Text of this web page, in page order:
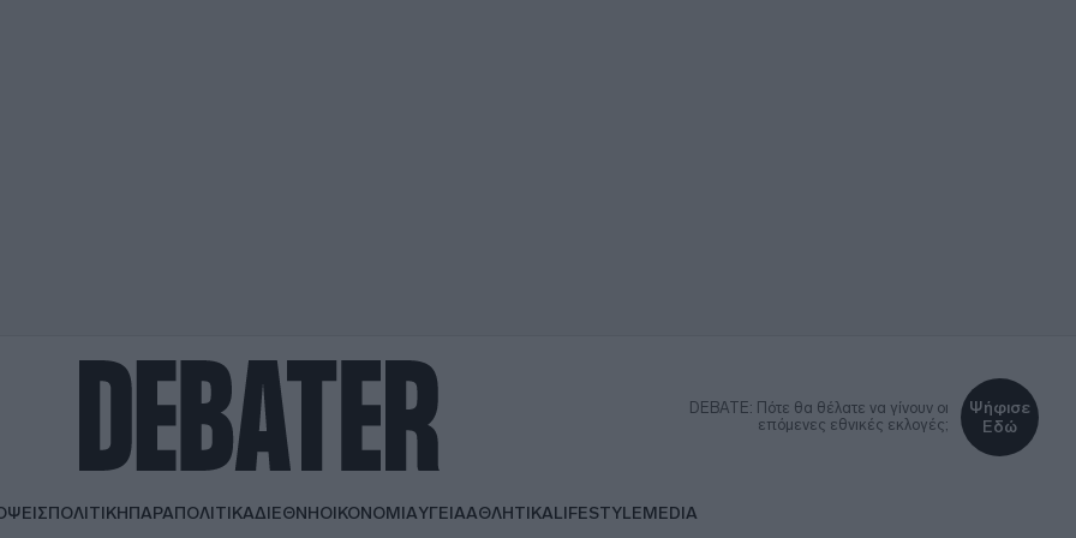
DEBATE: Πότε θα θέλατε να γίνουν οι
επόμενες εθνικές εκλογές;
Ψήφισε
Εδώ
ΠΟΛΙΤΙΚΗΠΑΡΑΠΟΛΙΤΙΚΑΔΙΕΘΝΗΟΙΚΟΝΟΜΙΑΥΓΕΙΑΑΘΛΗΤΙΚΑLIFESTYLEMEDIA